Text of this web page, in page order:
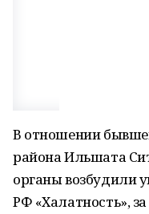
В отношении
района Ильшата
органы возбудили
РФ «Халатность»,